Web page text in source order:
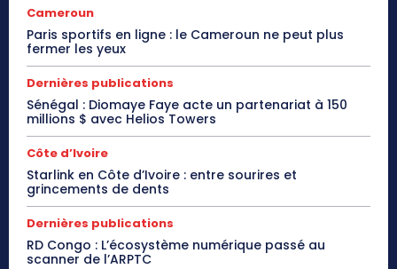
Cameroun
Paris sportifs en ligne : le Cameroun ne peut plus
fermer les yeux
Dernières publications
Sénégal : Diomaye Faye acte un partenariat à 150
millions $ avec Helios Towers
Côte d’Ivoire
Starlink en Côte d’Ivoire : entre sourires et
grincements de dents
Dernières publications
RD Congo : L’écosystème numérique passé au
scanner de l’ARPTC